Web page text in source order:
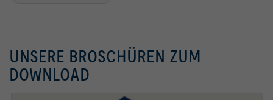
UNSERE BROSCHÜREN ZUM
DOWNLOAD